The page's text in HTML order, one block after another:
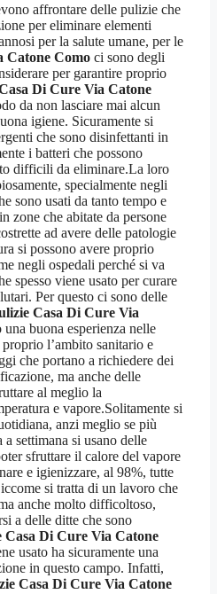
affrontare delle pulizie che
per eliminare elementi
per la salute umane, per le
Catone Como ci sono degli
per garantire proprio
Di Cure Via Catone
da non lasciare mai alcun
igiene. Sicuramente si
che sono disinfettanti in
i batteri che possono
difficili da eliminare.La loro
specialmente negli
sono usati da tanto tempo e
zone che abitate da persone
ad avere delle patologie
si possono avere proprio
negli ospedali perché si va
spesso viene usato per curare
Per questo ci sono delle
Casa Di Cure Via
una buona esperienza nelle
l’ambito sanitario e
che portano a richiedere dei
ma anche delle
al meglio la
e vapore.Solitamente si
anzi meglio se più
settimana si usano delle
sfruttare il calore del vapore
e igienizzare, al 98%, tutte
si tratta di un lavoro che
anche molto difficoltoso,
a delle ditte che sono
Casa Di Cure Via Catone
usato ha sicuramente una
in questo campo. Infatti,
Casa Di Cure Via Catone